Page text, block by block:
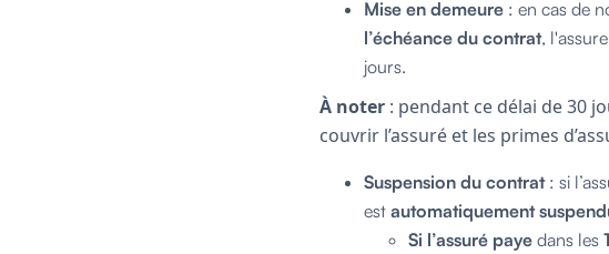
Mise en demeure : en cas de
l’échéance du contrat,
jours.
À noter : pendant ce délai de 30
couvrir l’assuré et les primes
Suspension du contrat: si
est automatiquement
Si l’assuré paye dans les